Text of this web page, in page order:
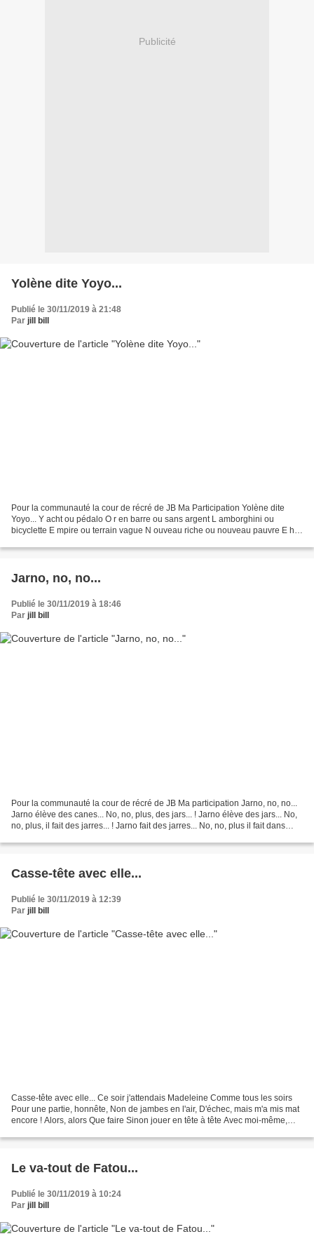
Publicité
Yolène dite Yoyo...
Publié le 30/11/2019 à 21:48
Par jill bill
Pour la communauté la cour de récré de JB Ma Participation Yolène dite
Yoyo... Y acht ou pédalo O r en barre ou sans argent L amborghini ou
bicyclette E mpire ou terrain vague N ouveau riche ou nouveau pauvre E h
Jarno, no, no...
Publié le 30/11/2019 à 18:46
Par jill bill
Pour la communauté la cour de récré de JB Ma participation Jarno, no, no...
Jarno élève des canes... No, no, plus, des jars... ! Jarno élève des jars... No,
no, plus, il fait des jarres... ! Jarno fait des jarres... No, no, plus il fait dans
Casse-tête avec elle...
Publié le 30/11/2019 à 12:39
Par jill bill
Casse-tête avec elle... Ce soir j'attendais Madeleine Comme tous les soirs
Pour une partie, honnête, Non de jambes en l'air, D'échec, mais m'a mis mat
encore ! Alors, alors Que faire Sinon jouer en tête à tête Avec moi-même,
Le va-tout de Fatou...
Publié le 30/11/2019 à 10:24
Par jill bill